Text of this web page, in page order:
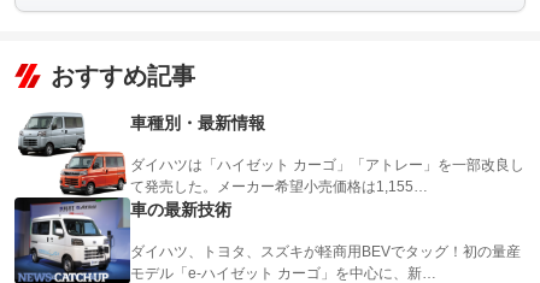
おすすめ記事
車種別・最新情報
ダイハツは「ハイゼット カーゴ」「アトレー」を一部改良し
て発売した。メーカー希望小売価格は1,155…
車の最新技術
ダイハツ、トヨタ、スズキが軽商用BEVでタッグ！初の量産
モデル「e-ハイゼット カーゴ」を中心に、新…